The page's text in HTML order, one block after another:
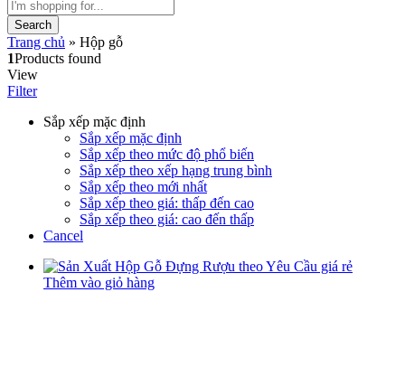
Search
Trang chủ » Hộp gỗ
1Products found
View
Filter
Sắp xếp mặc định
Sắp xếp mặc định
Sắp xếp theo mức độ phổ biến
Sắp xếp theo xếp hạng trung bình
Sắp xếp theo mới nhất
Sắp xếp theo giá: thấp đến cao
Sắp xếp theo giá: cao đến thấp
Cancel
Thêm vào giỏ hàng